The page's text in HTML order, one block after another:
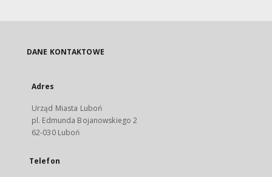
DANE KONTAKTOWE
Adres
Urząd Miasta Luboń
pl. Edmunda Bojanowskiego 2
62-030 Luboń
Telefon